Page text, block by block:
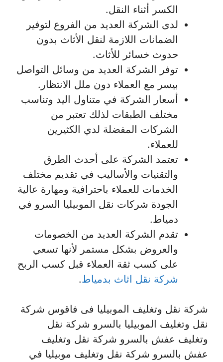
الكسر أثناء النقل.
لدى الشركة العديد من الفروع لتوفير
الضمانات اللازمة لنقل الأثاث بدون
حدوث خسائر للأثاث.
توفر الشركة العديد من وسائل التواصل
بيسر مع العملاء دون ملل الانتظار.
أسعار الشركة في متناول اليد وتناسب
مختلف الطبقات لذلك تعتبر من
الشركات المفضلة لدي الكثيرين
للعملاء.
تعتمد الشركة على أحدث الطرق
والتقنيات والأساليب في تقديم مختلف
الخدمات للعملاء باحترافية ومهارة عالية
الجودة شركات نقل الموبيليا السرو في
دمياط.
تقدم الشركة العديد من الخصومات
والعروض بشكل مستمر لأنها تسعي
على كسب ثقة العملاء قبل كسب الربح
شركة نقل اثاث بدمياط.
شركة نقل وتغليف الموبيليا فى فاقوس شركة
نقل وتغليف الموبيليا بالسرو شركة نقل
وتغليف عفش بالسرو شركة نقل وتغليف
عفش بالسرو شركة نقل وتغليف موبيليا في